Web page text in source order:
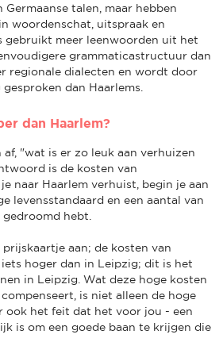
Germaanse talen, maar hebben
woordenschat, uitspraak en
gebruikt meer leenwoorden uit het
grammaticastructuur dan
regionale dialecten en wordt door
dan Haarlems.
dan Haarlem?
"wat is er zo leuk aan verhuizen
is de kosten van
naar Haarlem verhuist, begin je aan
levensstandaard en een aantal van
hebt.
aan; de kosten van
hoger dan in Leipzig; dit is het
in Leipzig. Wat deze hoge kosten
is niet alleen de hoge
ook het feit dat het voor jou - een
is om een goede baan te krijgen die